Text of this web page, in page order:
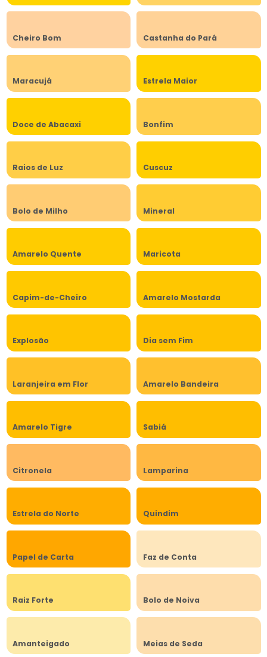
Cheiro Bom Castanha do Pará
Maracujá Estrela Maior
Doce de Abacaxi Bonfim
Raios de Luz Cuscuz
Bolo de Milho Mineral
Amarelo Quente Maricota
Capim-de-Cheiro Amarelo Mostarda
Explosão Dia sem Fim
Laranjeira em Flor Amarelo Bandeira
Amarelo Tigre Sabiá
Citronela Lamparina
Estrela do Norte Quindim
Papel de Carta Faz de Conta
Raiz Forte Bolo de Noiva
Amanteigado Meias de Seda